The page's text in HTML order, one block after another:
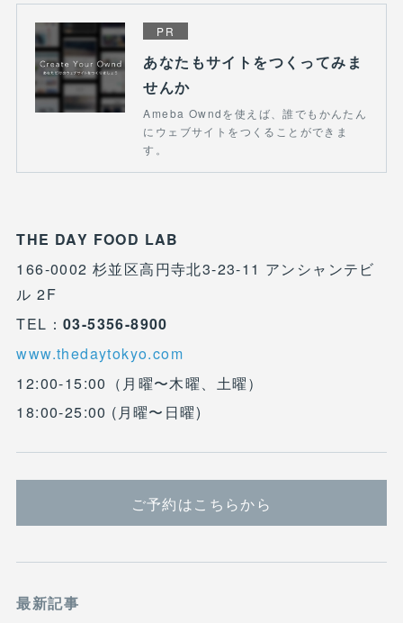
PR
あなたもサイトをつくってみま
せんか
Ameba Owndを使えば、誰でもかんたん
にウェブサイトをつくることができま
す。
THE DAY FOOD LAB
166-0002 杉並区高円寺北3-23-11 アンシャンテビ
ル 2F
TEL： 03-5356-8900
www.thedaytokyo.com
12:00-15:00（月曜〜木曜、土曜）
18:00-25:00 (月曜〜日曜)
ご予約はこちらから
最新記事